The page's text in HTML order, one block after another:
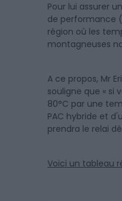
Pour lui assurer
de performance
région où les
montagneuses
A ce propos, Mr
souligne que « si
80°C par une
PAC hybride et
prendra le relai
Voici un tableau